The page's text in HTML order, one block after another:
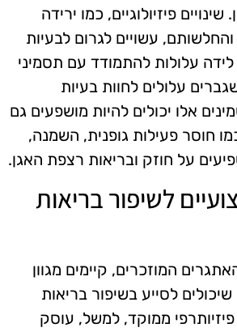
פיזיולוגיים, כמו ירידה
עשויים לגרום לבעיות
עלולות להתמודד עם תסמיני
עלולים לחוות בעיות
אלו יכולים להיות מושפעים גם
חוסר פעילות גופנית, השמנה,
על חוזק ובריאות רצפת האגן.
לשיפור בריאות
המוזכרים, קיימים מגוון
לסייע בשיפור בריאות
ממוקד, למשל, עוסק